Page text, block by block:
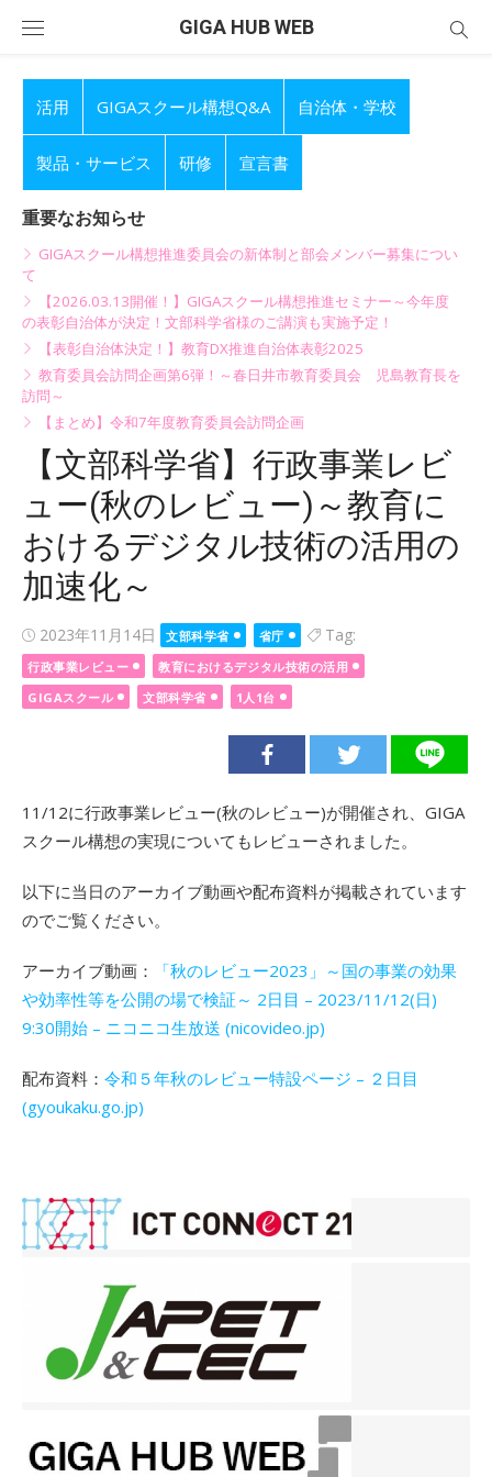
GIGA HUB WEB
活用 GIGAスクール構想Q&A 自治体・学校
製品・サービス 研修 宣言書
重要なお知らせ
GIGAスクール構想推進委員会の新体制と部会メンバー募集につい
て
【2026.03.13開催！】GIGAスクール構想推進セミナー～今年度
の表彰自治体が決定！文部科学省様のご講演も実施予定！
【表彰自治体決定！】教育DX推進自治体表彰2025
教育委員会訪問企画第6弾！～春日井市教育委員会 児島教育長を
訪問～
【まとめ】令和7年度教育委員会訪問企画
【文部科学省】行政事業レビ
ュー(秋のレビュー)～教育に
おけるデジタル技術の活用の
加速化～
Posted
on
2023年11月14日 文部科学省 省庁 Tag:
行政事業レビュー
教育におけるデジタル技術の活用
GIGAスクール
文部科学省 1人1台
11/12に行政事業レビュー(秋のレビュー)が開催され、GIGA
スクール構想の実現についてもレビューされました。
以下に当日のアーカイブ動画や配布資料が掲載されています
のでご覧ください。
アーカイブ動画：
「秋のレビュー2023」～国の事業の効果
や効率性等を公開の場で検証～ 2日目 – 2023/11/12(日)
9:30開始 – ニコニコ生放送 (nicovideo.jp)
配布資料： 令和５年秋のレビュー特設ページ – ２日目
(gyoukaku.go.jp)